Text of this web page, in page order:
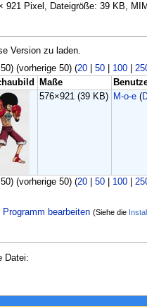
921 Pixel, Dateigröße: 39 KB,
Version zu laden.
(vorherige 50) (20| 50| 100|
Maße
576×921(39 KB) M-o-e (
(vorherige 50) (20| 50| 100|
bearbeiten (Siehe die
Datei: